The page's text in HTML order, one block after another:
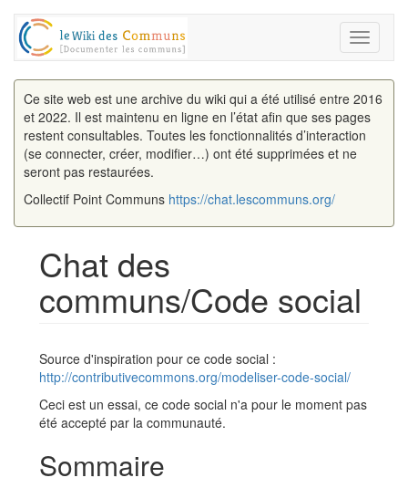
Toggle
Ce site web est une archive du wiki qui a été utilisé entre 2016
et 2022. Il est maintenu en ligne en l’état afin que ses pages
restent consultables. Toutes les fonctionnalités d’interaction
(se connecter, créer, modifier…) ont été supprimées et ne
seront pas restaurées.
Collectif Point Communs https://chat.lescommuns.org/
Chat des
communs/Code social
Source d'inspiration pour ce code social :
http://contributivecommons.org/modeliser-code-social/
Ceci est un essai, ce code social n'a pour le moment pas
été accepté par la communauté.
Sommaire